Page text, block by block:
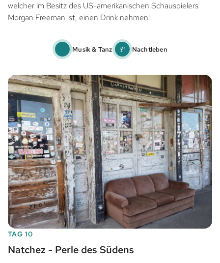
welcher im Besitz des US-amerikanischen Schauspielers
Morgan Freeman ist, einen Drink nehmen!
Musik & Tanz Nachtleben
TAG 10
Natchez - Perle des Südens